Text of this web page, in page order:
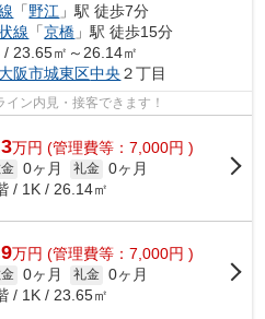
「野江 」駅 徒歩7分
線 「京橋 」駅 徒歩15分
/ 23.65㎡～26.14㎡
大阪市城東区中央 ２丁目
ン内見・接客できます！
万円 (管理費等：7,000円 )
0ヶ月 礼金 0ヶ月
/ 1K / 26.14㎡
万円 (管理費等：7,000円 )
0ヶ月 礼金 0ヶ月
/ 1K / 23.65㎡